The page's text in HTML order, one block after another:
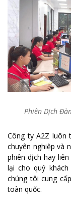
Phiên Dịch
Công ty A2Z luôn
chuyên nghiệp và
phiên dịch hãy
lại cho quý
chúng tôi cung cấp
toàn quốc.